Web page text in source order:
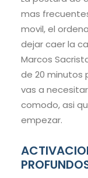
mas
movil, el
dejar caer la
Marcos
de 20 minutos
vas a
comodo, asi
empezar.